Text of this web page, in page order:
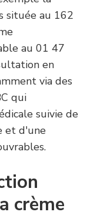
située au 162
au 01 47
en
via des
qui
suivie de
et d'une
crème